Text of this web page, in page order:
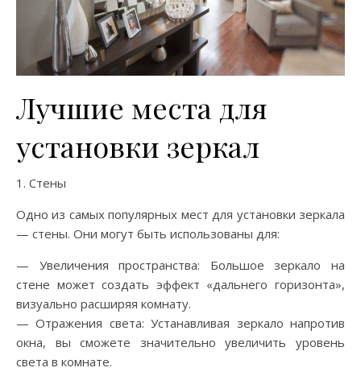
Лучшие места для
установки зеркал
1. Стены
Одно из самых популярных мест для установки зеркала
— стены. Они могут быть использованы для:
— Увеличения пространства: Большое зеркало на
стене может создать эффект «дальнего горизонта»,
визуально расширяя комнату.
— Отражения света: Устанавливая зеркало напротив
окна, вы сможете значительно увеличить уровень
света в комнате.